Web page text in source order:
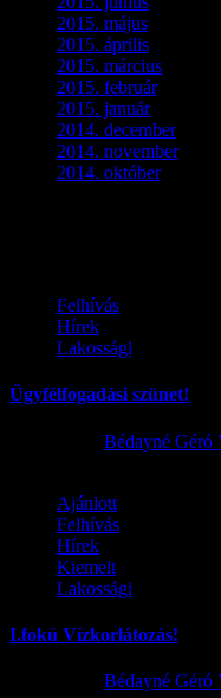
2015. május
2015. április
2015. március
2015. február(2)
2015. január(5)
2014. december(4)
2014. november(1)
2014. október(2)
Felhívás
Hírek
Lakossági
Ügyfélfogadási szünet!
Bédayné Géró
Ajánlott
Felhívás
Hírek
Kiemelt
Lakossági
I.fokú Vízkorlátozás!
Bédayné Géró